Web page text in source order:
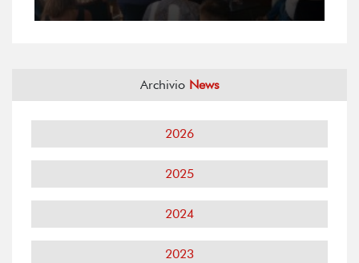
Archivio News
2026
2025
2024
2023